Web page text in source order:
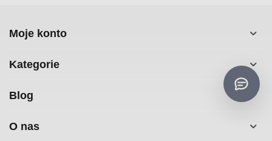
Moje konto
Kategorie
Blog
O nas